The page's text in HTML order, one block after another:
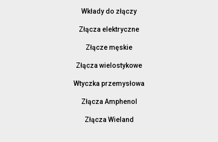
Wkłady do złączy
Złącza elektryczne
Złącze męskie
Złącza wielostykowe
Wtyczka przemysłowa
Złącza Amphenol
Złącza Wieland